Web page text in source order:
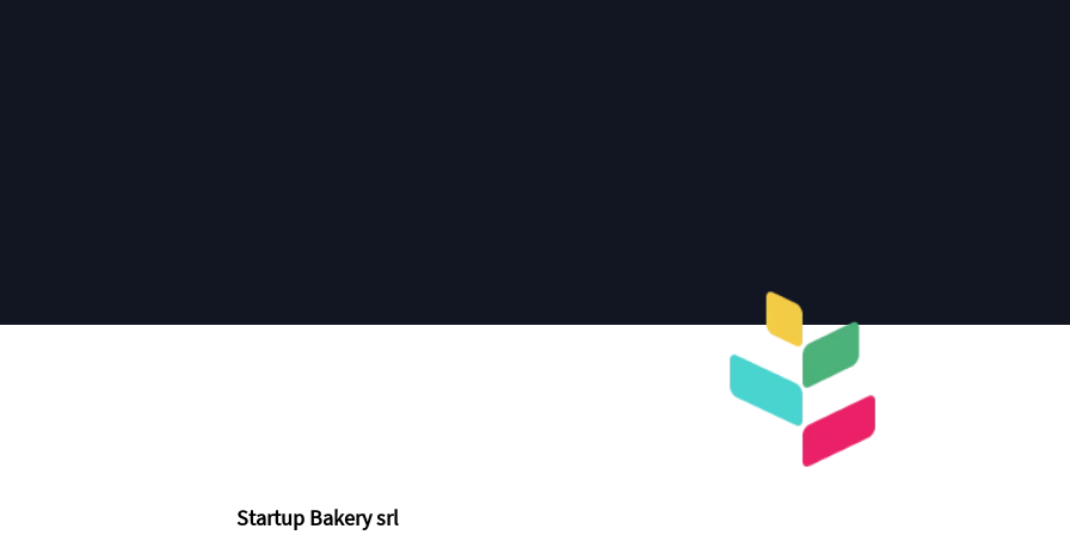
Startup Bakery srl